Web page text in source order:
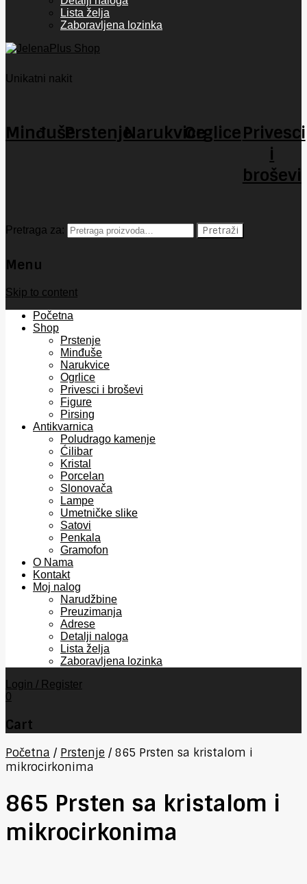
Lista želja
Zaboravljena lozinka
Unikatni nakit
MinđušePrstenjeNarukviceOrglicePrivesci
i
broševi
Pretraga za: Pretraži
Menu
Skip to content
Početna
Shop
Prstenje
Minđuše
Narukvice
Ogrlice
Privesci i broševi
Figure
Pirsing
Antikvarnica
Poludrago kamenje
Ćilibar
Kristal
Porcelan
Slonovača
Lampe
Umetničke slike
Satovi
Penkala
Gramofon
O Nama
Kontakt
Moj nalog
Narudžbine
Preuzimanja
Adrese
Detalji naloga
Lista želja
Zaboravljena lozinka
Login / Register
0
Cart
Početna / Prstenje / 865 Prsten sa kristalom i
mikrocirkonima
865 Prsten sa kristalom i
mikrocirkonima